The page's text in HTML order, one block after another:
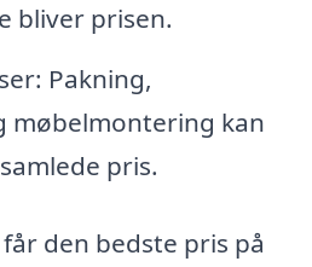
bliver prisen.
Pakning,
møbelmontering kan
pris.
den bedste pris på